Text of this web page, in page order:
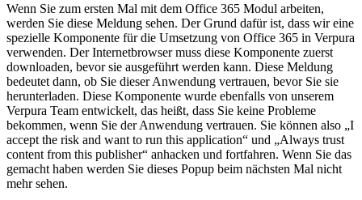
Wenn Sie zum ersten Mal mit dem Office 365 Modul arbeiten,
werden Sie diese Meldung sehen. Der Grund dafür ist, dass wir eine
spezielle Komponente für die Umsetzung von Office 365 in Verpura
verwenden. Der Internetbrowser muss diese Komponente zuerst
downloaden, bevor sie ausgeführt werden kann. Diese Meldung
bedeutet dann, ob Sie dieser Anwendung vertrauen, bevor Sie sie
herunterladen. Diese Komponente wurde ebenfalls von unserem
Verpura Team entwickelt, das heißt, dass Sie keine Probleme
bekommen, wenn Sie der Anwendung vertrauen. Sie können also „I
accept the risk and want to run this application“ und „Always trust
content from this publisher“ anhacken und fortfahren. Wenn Sie das
gemacht haben werden Sie dieses Popup beim nächsten Mal nicht
mehr sehen.